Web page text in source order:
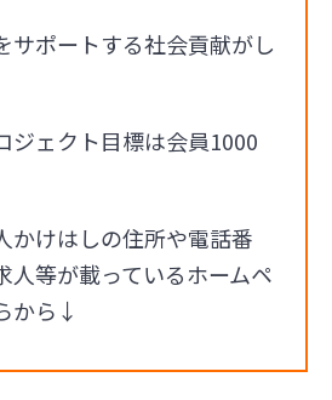
サポートする社会貢献がし
ジェクト目標は会員1000
かけはしの住所や電話番
人等が載っているホームペ
から↓